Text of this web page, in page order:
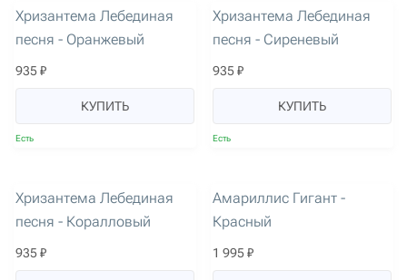
Хризантема Лебединая
песня - Оранжевый
935 ₽
КУПИТЬ
Есть
Хризантема Лебединая
песня - Сиреневый
935 ₽
КУПИТЬ
Есть
Хризантема Лебединая
песня - Коралловый
935 ₽
Амариллис Гигант -
Красный
1 995 ₽